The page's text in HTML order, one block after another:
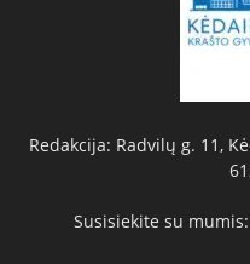
Redakcija: Radvilų g. 11,
Susisiekite su mumis: